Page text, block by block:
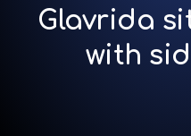
Glavrida
with